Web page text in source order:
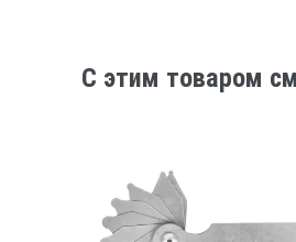
C этим товаром